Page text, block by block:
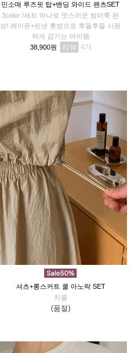
민소매 루즈핏 탑+밴딩 와이드 팬츠SET
3color /세트 하나로 멋스러운 썸머룩 완
성! 레이온+린넨 혼방으로 후들후들 시원
하게 감기는 아이템
38,900원
리뷰 4
셔츠+롱스커트 쿨 아노락 SET
차콜
(품절)